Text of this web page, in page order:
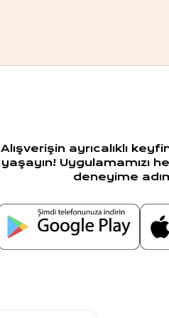
Alışverişin ayrıcalıklı
yaşayın! Uygulamamızı
deneyime